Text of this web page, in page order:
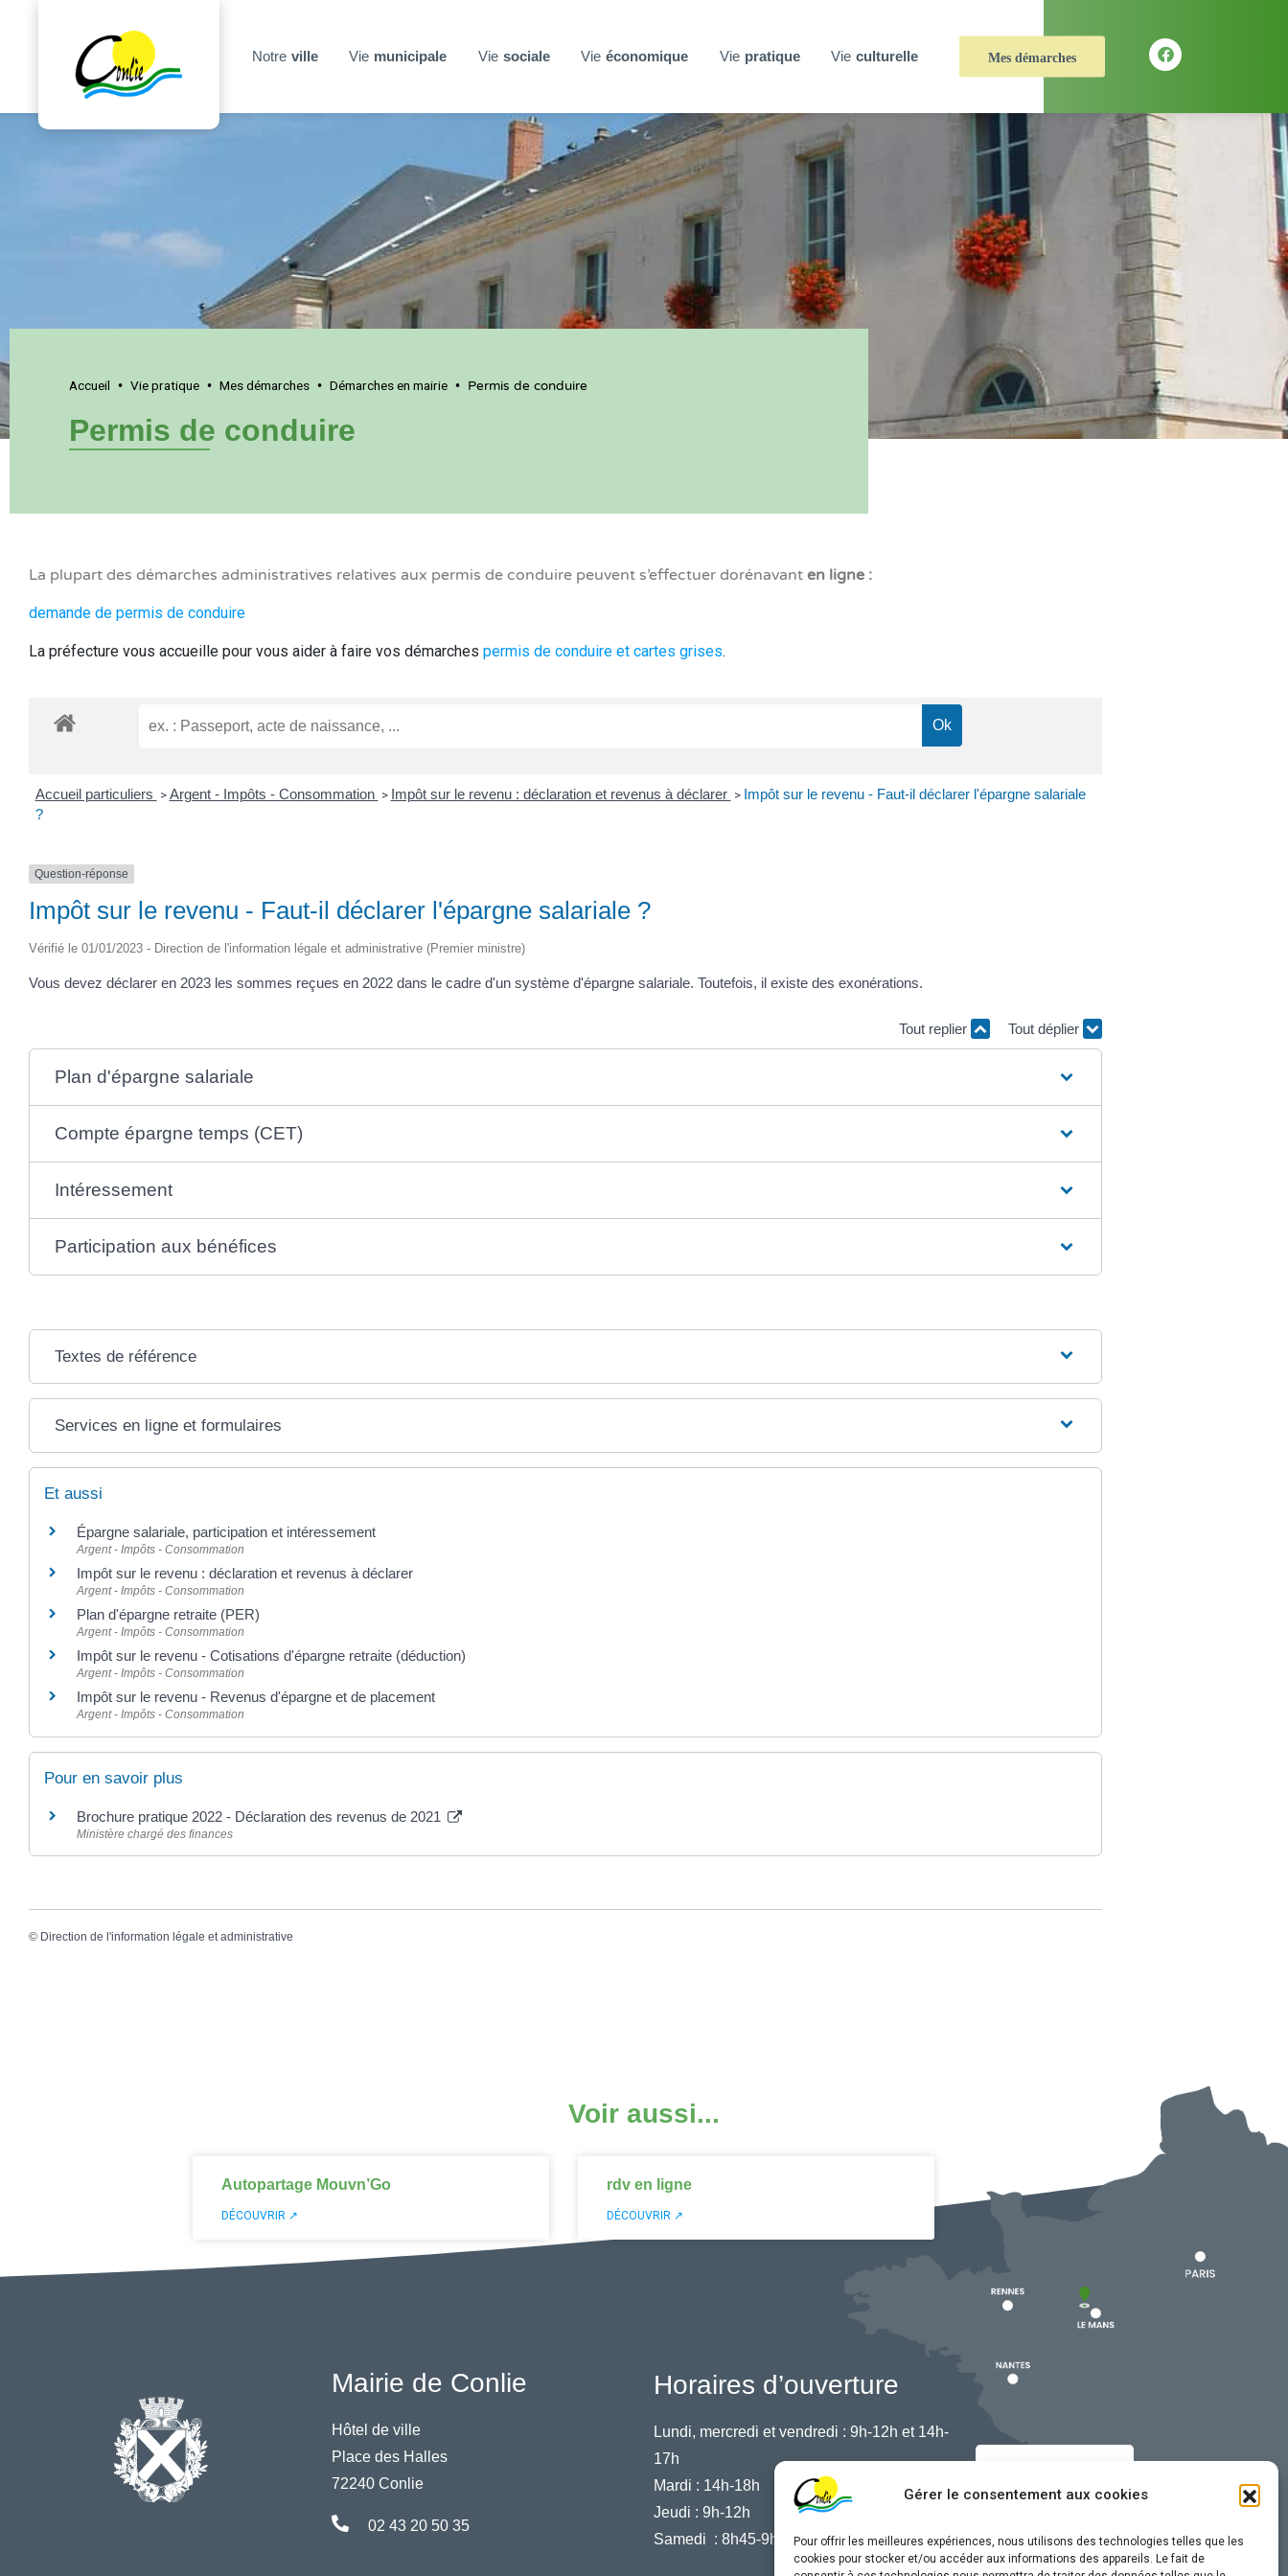
Gérer le consentement aux cookies
Pour offrir les meilleures expériences, nous utilisons des technologies telles que les
cookies pour stocker et/ou accéder aux informations des appareils. Le fait de
Notre ville Vie municipale Vie sociale Vie économique Vie pratique Vie culturelle Mes démarches
Accueil • Vie pratique • Mes démarches • Démarches en mairie • Permis de conduire
Permis de conduire
La plupart des démarches administratives relatives aux permis de conduire peuvent s’effectuer dorénavant en ligne :
demande de permis de conduire
La préfecture vous accueille pour vous aider à faire vos démarches permis de conduire et cartes grises.
Accueil particuliers > Argent - Impôts - Consommation > Impôt sur le revenu : déclaration et revenus à déclarer > Impôt sur le revenu - Faut-il déclarer l'épargne salariale
?
Question-réponse
Impôt sur le revenu - Faut-il déclarer l'épargne salariale ?
Vérifié le 01/01/2023 - Direction de l'information légale et administrative (Premier ministre)
Vous devez déclarer en 2023 les sommes reçues en 2022 dans le cadre d'un système d'épargne salariale. Toutefois, il existe des exonérations.
Tout replier Tout déplier
Plan d'épargne salariale
Compte épargne temps (CET)
Intéressement
Participation aux bénéfices
Textes de référence
Services en ligne et formulaires
Et aussi
Épargne salariale, participation et intéressement
Argent - Impôts - Consommation
Impôt sur le revenu : déclaration et revenus à déclarer
Argent - Impôts - Consommation
Plan d'épargne retraite (PER)
Argent - Impôts - Consommation
Impôt sur le revenu - Cotisations d'épargne retraite (déduction)
Argent - Impôts - Consommation
Impôt sur le revenu - Revenus d'épargne et de placement
Argent - Impôts - Consommation
Pour en savoir plus
Brochure pratique 2022 - Déclaration des revenus de 2021
Ministère chargé des finances
© Direction de l'information légale et administrative
Voir aussi...
Autopartage Mouvn’Go
DÉCOUVRIR ↗
rdv en ligne
DÉCOUVRIR ↗
Mairie de Conlie
Hôtel de ville
Place des Halles
72240 Conlie
02 43 20 50 35
Horaires d’ouverture
Lundi, mercredi et vendredi : 9h-12h et 14h-
17h
Mardi : 14h-18h
Jeudi : 9h-12h
Samedi : 8h45-9h45